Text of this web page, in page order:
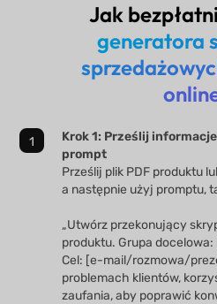
Jak
generatora
Krok 1: Prześlij
prompt
Prześlij plik PDF produktu
a następnie użyj promptu,
„Utwórz przekonujący
produktu. Grupa
Cel: [e-mail/rozmowa/
problemach klientów,
zaufania, aby poprawić